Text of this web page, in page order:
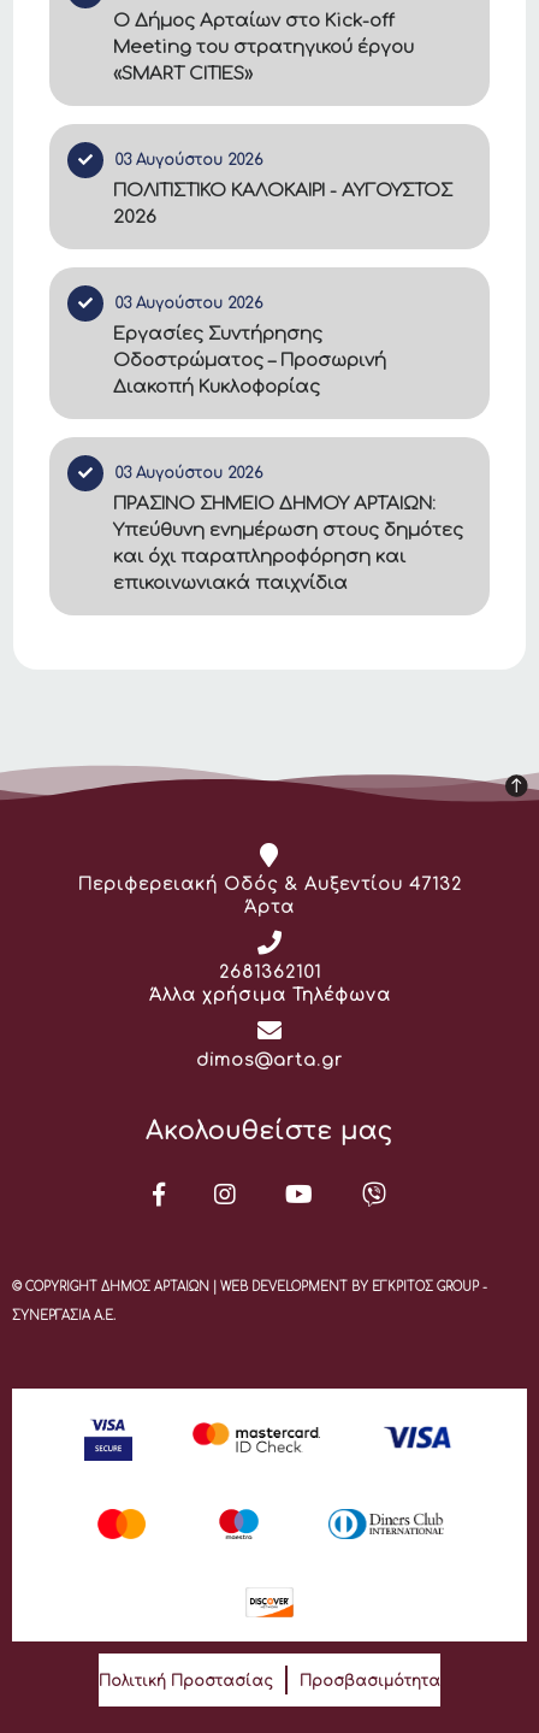
Ο Δήμος Αρταίων στο Kick-off
Meeting του στρατηγικού έργου
«SMART CITIES»
03 Αυγούστου 2026
ΠΟΛΙΤΙΣΤΙΚΟ ΚΑΛΟΚΑΙΡΙ - ΑΥΓΟΥΣΤΟΣ
2026
03 Αυγούστου 2026
Εργασίες Συντήρησης
Οδοστρώματος – Προσωρινή
Διακοπή Κυκλοφορίας
03 Αυγούστου 2026
ΠΡΑΣΙΝΟ ΣΗΜΕΙΟ ΔΗΜΟΥ ΑΡΤΑΙΩΝ:
Υπεύθυνη ενημέρωση στους δημότες
και όχι παραπληροφόρηση και
επικοινωνιακά παιχνίδια
Διεύθυνση:
Περιφερειακή Οδός & Αυξεντίου 47132
Άρτα
Τηλέφωνο:
2681362101
Άλλα χρήσιμα Τηλέφωνα
Email:
dimos@arta.gr
Ακολουθείστε μας
© COPYRIGHT ΔΗΜΟΣ ΑΡΤΑΙΩΝ | WEB DEVELOPMENT BY ΕΓΚΡΙΤΟΣ GROUP -
ΣΥΝΕΡΓΑΣΙΑ Α.Ε.
Πολιτική Προστασίας Προσβασιμότητα